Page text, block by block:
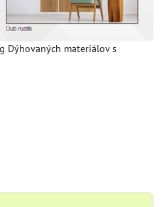
Dýhovaných materiálov s